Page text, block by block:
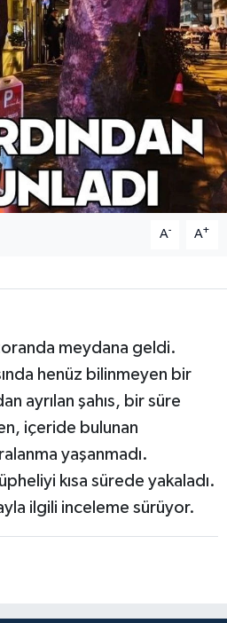
A- A+
meydana geldi.
henüz bilinmeyen bir
ayrılan şahıs, bir süre
içeride bulunan
yaşanmadı.
kısa sürede yakaladı.
ilgili inceleme sürüyor.